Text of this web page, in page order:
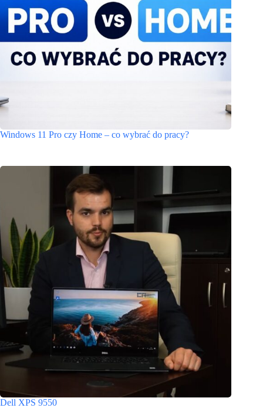
Windows 11 Pro czy Home – co wybrać do pracy?
Dell XPS 9550